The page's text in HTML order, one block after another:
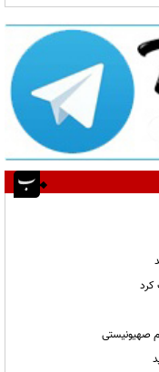
کرد
صهیونیستی